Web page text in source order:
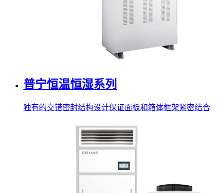
普宁恒温恒湿系列
独有的交错密封结构设计保证面板和箱体框架紧密结合